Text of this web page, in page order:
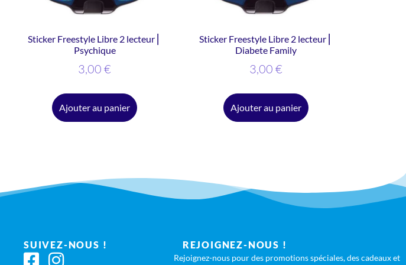
Sticker Freestyle Libre 2 lecteur ⎜
Psychique
3,00 €
Ajouter au panier
Sticker Freestyle Libre 2 lecteur ⎜
Diabete Family
3,00 €
Ajouter au panier
SUIVEZ-NOUS ! REJOIGNEZ-NOUS !
Rejoignez-nous pour des promotions spéciales, des cadeaux et